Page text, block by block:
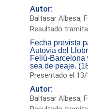
Autor:
Baltasar Albesa,
Resultado
Fecha prevista
Autovía del
Feliú-Barcelona
sea de peaje.
Presentado el
Autor:
Baltasar Albesa,